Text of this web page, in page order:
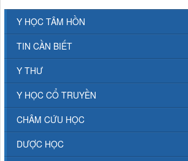
Y HỌC TÂM HỒN
TIN CẦN BIẾT
Y THƯ
Y HỌC CỔ TRUYỀN
CHÂM CỨU HỌC
DƯỢC HỌC